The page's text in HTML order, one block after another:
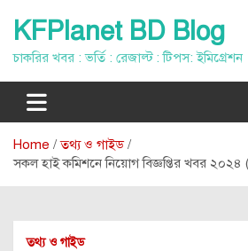
content
KFPlanet BD Blog
চাকরির খবর : ভর্তি : রেজাল্ট : টিপস: ইমিগ্রেশন
Home
তথ্য ও গাইড
সকল হাই কমিশনে নিয়োগ বিজ্ঞপ্তির খবর ২০২৪
তথ্য ও গাইড